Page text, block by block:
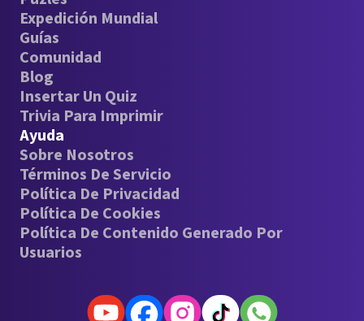
Expedición Mundial
Guías
Comunidad
Blog
Insertar Un Quiz
Trivia Para Imprimir
Ayuda
Sobre Nosotros
Términos De Servicio
Política De Privacidad
Política De Cookies
Política De Contenido Generado Por
Usuarios